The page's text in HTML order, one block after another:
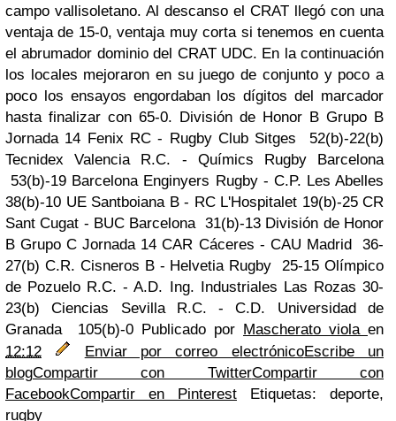
campo vallisoletano. Al descanso el CRAT llegó con una
ventaja de 15-0, ventaja muy corta si tenemos en cuenta
el abrumador dominio del CRAT UDC. En la continuación
los locales mejoraron en su juego de conjunto y poco a
poco los ensayos engordaban los dígitos del marcador
hasta finalizar con 65-0. División de Honor B Grupo B
Jornada 14 Fenix RC - Rugby Club Sitges 52(b)-22(b)
Tecnidex Valencia R.C. - Químics Rugby Barcelona
53(b)-19 Barcelona Enginyers Rugby - C.P. Les Abelles
38(b)-10 UE Santboiana B - RC L'Hospitalet 19(b)-25 CR
Sant Cugat - BUC Barcelona 31(b)-13 División de Honor
B Grupo C Jornada 14 CAR Cáceres - CAU Madrid 36-
27(b) C.R. Cisneros B - Helvetia Rugby 25-15 Olímpico
de Pozuelo R.C. - A.D. Ing. Industriales Las Rozas 30-
23(b) Ciencias Sevilla R.C. - C.D. Universidad de
Granada 105(b)-0 Publicado por Mascherato viola en
12:12
Enviar por correo electrónicoEscribe un
blogCompartir con TwitterCompartir con
FacebookCompartir en Pinterest
Etiquetas: deporte,
rugby